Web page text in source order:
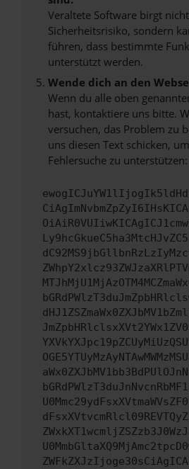
Veraltete Software birgt
Sicherheitsrisiko, sondern
führen, dass bestimmte
unterstützt werden.
Wende dich an den
Wenn du alle oben
hast, kontaktiere uns bitte.
versuchen, das Problem zu
uns diesen Text schicken,
Fehlersuche zu unterstützen: